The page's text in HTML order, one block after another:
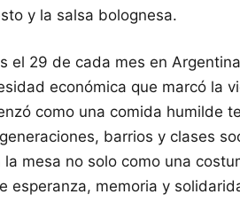
y la salsa bolognesa.
el 29 de cada mes en
económica que marcó la
como una comida humilde
barrios y clases
mesa no solo como una
esperanza, memoria y